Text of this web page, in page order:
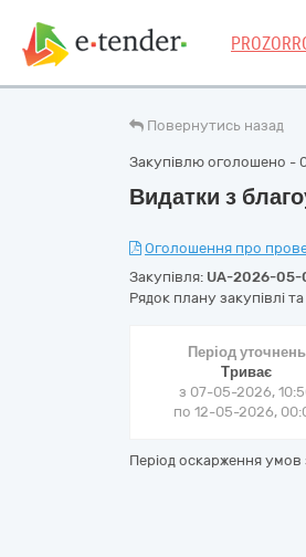
Повернутись назад
Закупівлю оголошено -
Видатки з
Оголошення про
Закупівля: UA-2026-
Рядок плану закупівлі
Період уточнень
Триває
з 07-05-2026,
по 12-05-2026,
Період оскарження умов